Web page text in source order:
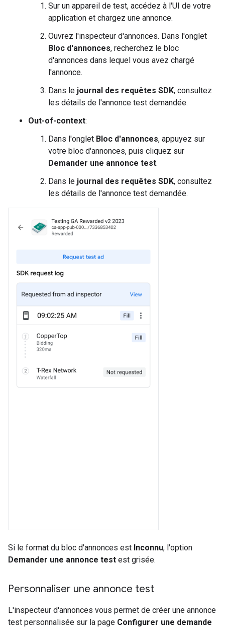
Sur un appareil de test, accédez à l'UI de votre
application et chargez une annonce.
Ouvrez l'inspecteur d'annonces. Dans l'onglet
Bloc d'annonces, recherchez le bloc
d'annonces dans lequel vous avez chargé
l'annonce.
Dans le journal des requêtes SDK, consultez
les détails de l'annonce test demandée.
Out-of-context:
Dans l'onglet Bloc d'annonces, appuyez sur
votre bloc d'annonces, puis cliquez sur
Demander une annonce test.
Dans le journal des requêtes SDK, consultez
les détails de l'annonce test demandée.
Si le format du bloc d'annonces est Inconnu, l'option
Demander une annonce test est grisée.
Personnaliser une annonce test
L'inspecteur d'annonces vous permet de créer une annonce
test personnalisée sur la page Configurer une demande